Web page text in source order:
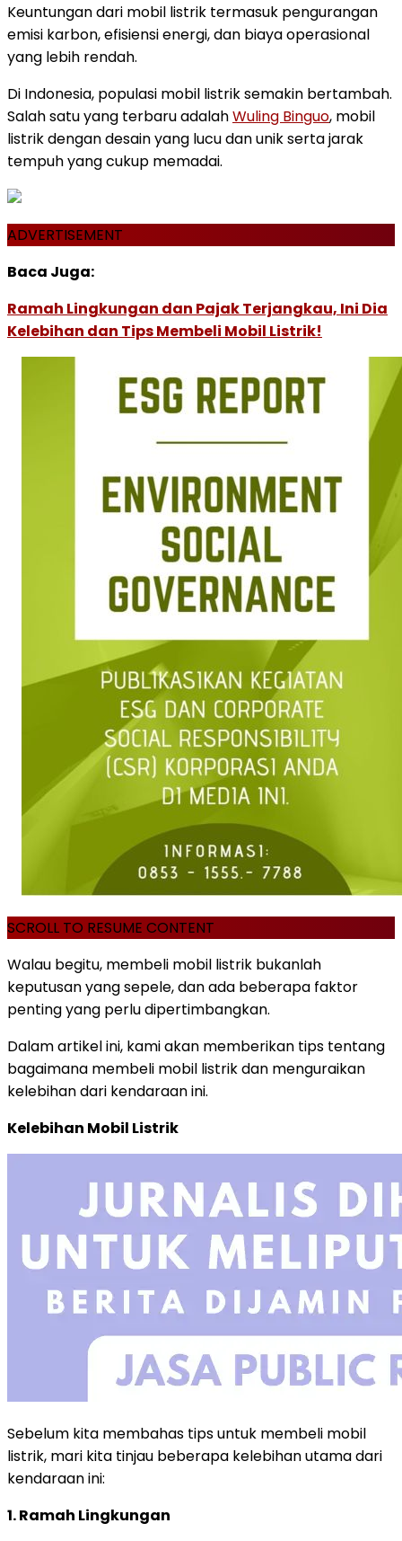
Keuntungan dari mobil listrik termasuk pengurangan
emisi karbon, efisiensi energi, dan biaya operasional
yang lebih rendah.
Di Indonesia, populasi mobil listrik semakin bertambah.
Salah satu yang terbaru adalahWuling Binguo, mobil
listrik dengan desain yang lucu dan unik serta jarak
tempuh yang cukup memadai.
ADVERTISEMENT
Baca Juga:
Ramah Lingkungan dan Pajak Terjangkau, Ini Dia
Kelebihan dan Tips Membeli Mobil Listrik!
SCROLL TO RESUME CONTENT
Walau begitu, membeli mobil listrik bukanlah
keputusan yang sepele, dan ada beberapa faktor
penting yang perlu dipertimbangkan.
Dalam artikel ini, kami akan memberikan tips tentang
bagaimana membeli mobil listrik dan menguraikan
kelebihan dari kendaraan ini.
Kelebihan Mobil Listrik
Sebelum kita membahas tips untuk membeli mobil
listrik, mari kita tinjau beberapa kelebihan utama dari
kendaraan ini:
1. Ramah Lingkungan